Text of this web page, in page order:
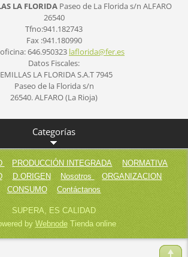
LA FLORIDA Paseo de La Florida s/n ALFARO
26540
Tfno:941.182743
Fax :941.180990
646.950323 laflorida@fer.es
Datos Fiscales:
LA FLORIDA S.A.T 7945
Paseo de la Florida s/n
26540. ALFARO (La Rioja)
Categorías
PRODUCCIÓN INTEGRADA
NORMATIVA
D.ORIGEN Nosotros
ORGANIZACION
CONSUMO
Contáctanos
SUPERA, ES CALIDAD
byWebnodeTienda online